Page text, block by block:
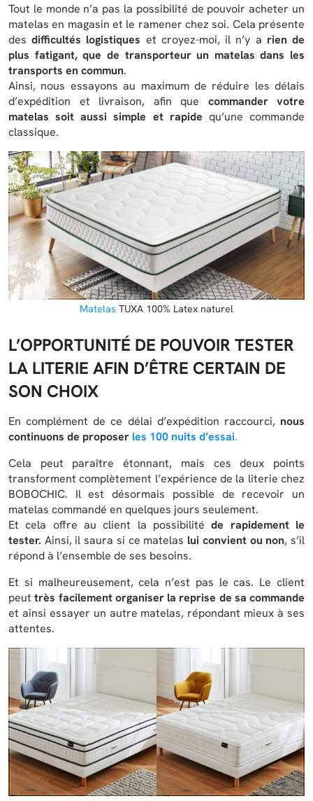
Tout le monde n’a pas la possibilité de pouvoir acheter un
matelas en magasin et le ramener chez soi. Cela présente
desdifficultés logistiques et croyez-moi, il n’y a rien de
plus fatigant, que de transporteur un matelas dans les
transports en commun.
Ainsi, nous essayons au maximum de réduire les délais
d’expédition et livraison, afin que commander votre
matelas soit aussi simple et rapide qu’une commande
classique.
Matelas TUXA 100% Latex naturel
L’OPPORTUNITÉ DE POUVOIR TESTER
LA LITERIE AFIN D’ÊTRE CERTAIN DE
SON CHOIX
En complément de ce délai d’expédition raccourci, nous
continuons de proposer les 100 nuits d’essai.
Cela peut paraître étonnant, mais ces deux points
transforment complètement l’expérience de la literie chez
BOBOCHIC. Il est désormais possible de recevoir un
matelas commandé en quelques jours seulement.
Et cela offre au client la possibilitéde rapidement le
tester. Ainsi, il saura si ce matelas lui convient ou non, s’il
répond à l’ensemble de ses besoins.
Et si malheureusement, cela n’est pas le cas. Le client
peut très facilement organiser la reprise de sa commande
et ainsi essayer un autre matelas, répondant mieux à ses
attentes.